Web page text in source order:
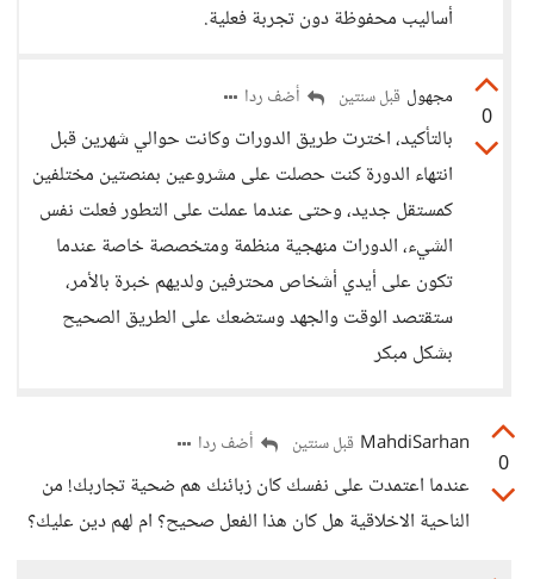
أساليب محفوظة دون تجربة فعلية.
0
مجهول قبل سنتين أضف ردا
بالتأكيد، اخترت طريق الدورات وكانت حوالي شهرين قبل
انتهاء الدورة كنت حصلت على مشروعين بمنصتين مختلفين
كمستقل جديد، وحتى عندما عملت على التطور فعلت نفس
الشيء، الدورات منهجية منظمة ومتخصصة خاصة عندما
تكون على أيدي أشخاص محترفين ولديهم خبرة بالأمر،
ستقتصد الوقت والجهد وستضعك على الطريق الصحيح
بشكل مبكر
0
MahdiSarhan قبل سنتين أضف ردا
عندما اعتمدت على نفسك كان زبائنك هم ضحية تجاربك! من
الناحية الاخلاقية هل كان هذا الفعل صحيح؟ ام لهم دين عليك؟